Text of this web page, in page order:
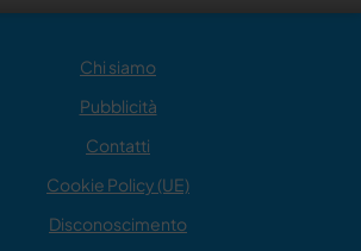
Chi siamo
Pubblicità
Contatti
Cookie Policy (UE)
Disconoscimento